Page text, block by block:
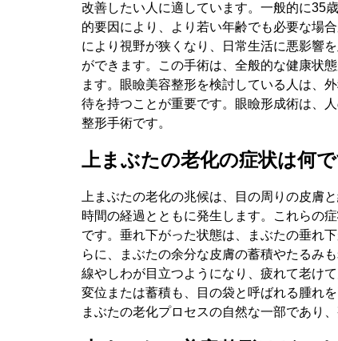
改善したい人に適しています。一般的に35
的要因により、より若い年齢でも必要な場
により視野が狭くなり、日常生活に悪影響
ができます。この手術は、全般的な健康状
ます。眼瞼美容整形を検討している人は、
待を持つことが重要です。眼瞼形成術は、
整形手術です。
上まぶたの老化の症状は何
上まぶたの老化の兆候は、目の周りの皮膚
時間の経過とともに発生します。これらの
です。垂れ下がった状態は、まぶたの垂れ
らに、まぶたの余分な皮膚の蓄積やたるみ
線やしわが目立つようになり、疲れて老け
変位または蓄積も、目の袋と呼ばれる腫れ
まぶたの老化プロセスの自然な一部であり